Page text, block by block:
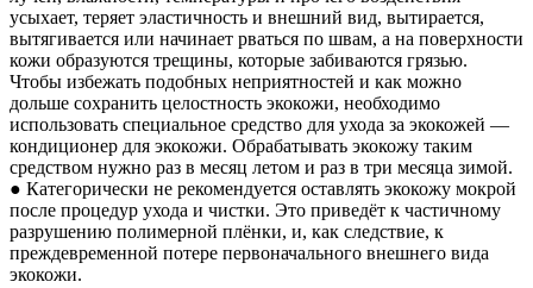
усыхает, теряет эластичность и внешний вид, вытирается,
вытягивается или начинает рваться по швам, а на поверхности
кожи образуются трещины, которые забиваются грязью.
Чтобы избежать подобных неприятностей и как можно
дольше сохранить целостность экокожи, необходимо
использовать специальное средство для ухода за экокожей —
кондиционер для экокожи. Обрабатывать экокожу таким
средством нужно раз в месяц летом и раз в три месяца зимой.
● Категорически не рекомендуется оставлять экокожу мокрой
после процедур ухода и чистки. Это приведёт к частичному
разрушению полимерной плёнки, и, как следствие, к
преждевременной потере первоначального внешнего вида
экокожи.